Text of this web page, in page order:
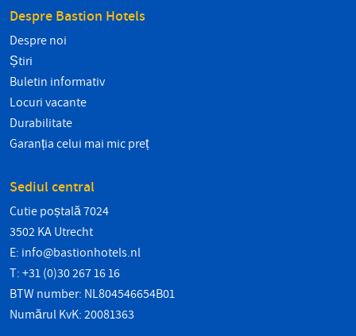
Despre Bastion Hotels
Despre noi
Știri
Buletin informativ
Locuri vacante
Durabilitate
Garanția celui mai mic preț
Sediul central
Cutie poștală 7024
3502 KA Utrecht
E: info@bastionhotels.nl
T: +31 (0)30 267 16 16
BTW number: NL804546654B01
Numărul KvK: 20081363